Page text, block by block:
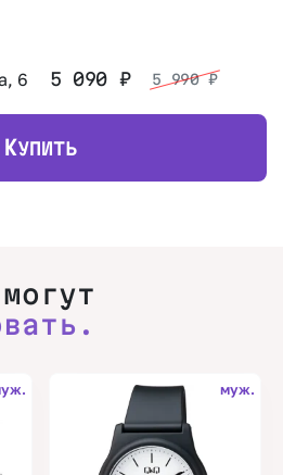
6 5 090 ₽ 5 990₽
КУПИТЬ
муж.